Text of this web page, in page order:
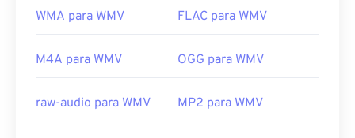
WMA para WMV FLAC para WMV
M4A para WMV OGG para WMV
raw-audio para WMV MP2 para WMV